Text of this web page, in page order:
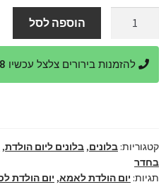
היה:
₪1,650.
הוא:
₪1,500.
סידור
יום
הולדת
הוספה לסל
להזמנות בירורים צלצל עכשיו 058-6864488
קטגוריות: בלונים, בלונים ליום הולדת,
בחדר
תגיות: יום הולדת לאמא, יום הולדת